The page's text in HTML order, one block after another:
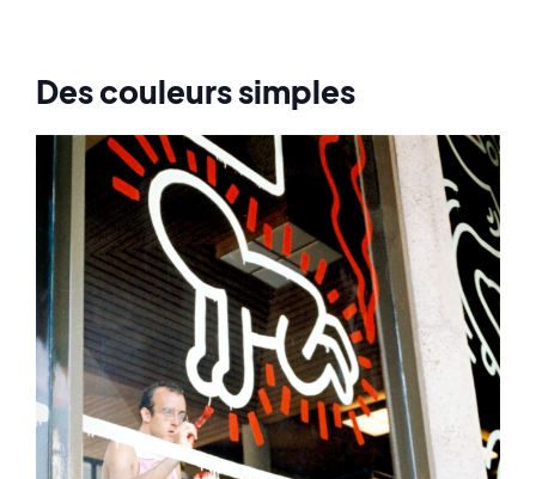
Des couleurs simples